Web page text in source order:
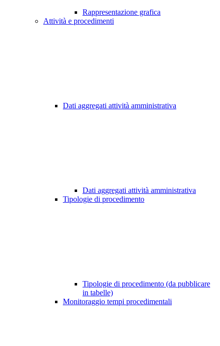
Rappresentazione grafica
Attività e procedimenti
Dati aggregati attività amministrativa
Dati aggregati attività amministrativa
Tipologie di procedimento
Tipologie di procedimento (da pubblicare
in tabelle)
Monitoraggio tempi procedimentali